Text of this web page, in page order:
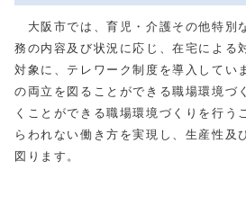
大阪市では、育児・介護その他特別
務の内容及び状況に応じ、在宅による
対象に、テレワーク制度を導入してい
の両立を図ることができる職場環境づ
くことができる職場環境づくりを行う
らわれない働き方を実現し、生産性及
図ります。